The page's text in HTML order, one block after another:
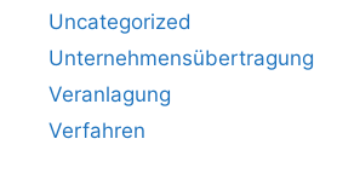
Uncategorized
Unternehmensübertragung
Veranlagung
Verfahren